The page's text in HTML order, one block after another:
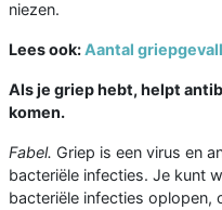
niezen.
Lees ook:Aantal
Als je griep hebt, helpt
komen.
Fabel. Griep is een virus en
bacteriële infecties. Je kunt
bacteriële infecties oplopen,